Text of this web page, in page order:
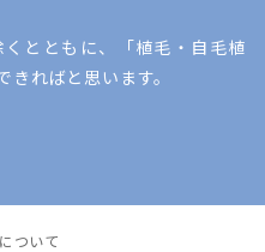
とともに、「植⽑・⾃⽑植
ればと思います。
ついて